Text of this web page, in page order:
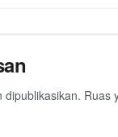
dipublikasikan. Ruas